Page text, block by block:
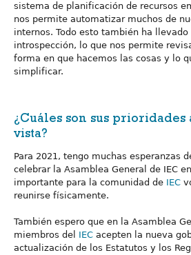
sistema de planificación de recursos
nos permite automatizar muchos de
internos. Todo esto también ha
introspección, lo que nos permite
forma en que hacemos las cosas y lo
simplificar.
¿Cuáles son sus prioridades
vista?
Para 2021, tengo muchas esperanzas
celebrar la Asamblea General de IEC
importante para la comunidad de IEC
reunirse físicamente.
También espero que en la Asamblea
miembros del IEC acepten la nueva
actualización de los Estatutos y los